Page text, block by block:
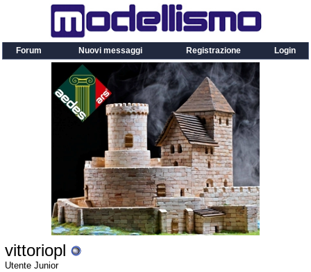
Forum Nuovi messaggi Registrazione Login
vittoriopl
Utente Junior